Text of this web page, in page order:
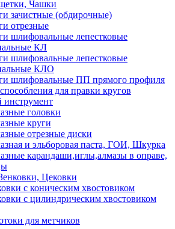
Чашки
зачистные (обдирочные)
отрезные
шлифовальные лепестковые
КЛ
шлифовальные лепестковые
КЛО
шлифовальные ПП прямого профиля
для правки кругов
головки
круги
отрезные диски
и эльборовая паста, ГОИ, Шкурка
карандаши,иглы,алмазы в оправе,
Цековки
с коническим хвостовиком
с цилиндрическим хвостовиком
для метчиков